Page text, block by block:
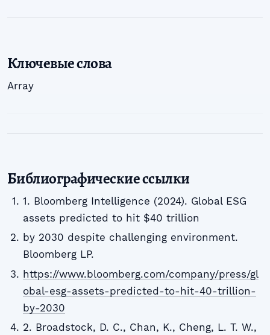
Ключевые слова
Array
Библиографические ссылки
1. Bloomberg Intelligence (2024). Global ESG
assets predicted to hit $40 trillion
by 2030 despite challenging environment.
Bloomberg LP.
https://www.bloomberg.com/company/press/gl
obal-esg-assets-predicted-to-hit-40-trillion-
by-2030
2. Broadstock, D. C., Chan, K., Cheng, L. T. W.,